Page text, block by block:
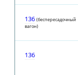
136 (беспересадочный
вагон)
136